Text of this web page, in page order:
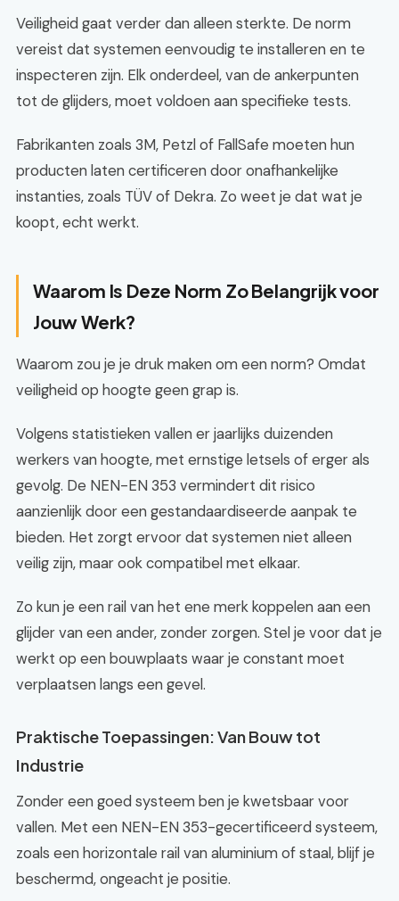
Veiligheid gaat verder dan alleen sterkte. De norm
vereist dat systemen eenvoudig te installeren en te
inspecteren zijn. Elk onderdeel, van de ankerpunten
tot de glijders, moet voldoen aan specifieke tests.
Fabrikanten zoals 3M, Petzl of FallSafe moeten hun
producten laten certificeren door onafhankelijke
instanties, zoals TÜV of Dekra. Zo weet je dat wat je
koopt, echt werkt.
Waarom Is Deze Norm Zo Belangrijk voor
Jouw Werk?
Waarom zou je je druk maken om een norm? Omdat
veiligheid op hoogte geen grap is.
Volgens statistieken vallen er jaarlijks duizenden
werkers van hoogte, met ernstige letsels of erger als
gevolg. De NEN-EN 353 vermindert dit risico
aanzienlijk door een gestandaardiseerde aanpak te
bieden. Het zorgt ervoor dat systemen niet alleen
veilig zijn, maar ook compatibel met elkaar.
Zo kun je een rail van het ene merk koppelen aan een
glijder van een ander, zonder zorgen. Stel je voor dat je
werkt op een bouwplaats waar je constant moet
verplaatsen langs een gevel.
Praktische Toepassingen: Van Bouw tot
Industrie
Zonder een goed systeem ben je kwetsbaar voor
vallen. Met een NEN-EN 353-gecertificeerd systeem,
zoals een horizontale rail van aluminium of staal, blijf je
beschermd, ongeacht je positie.